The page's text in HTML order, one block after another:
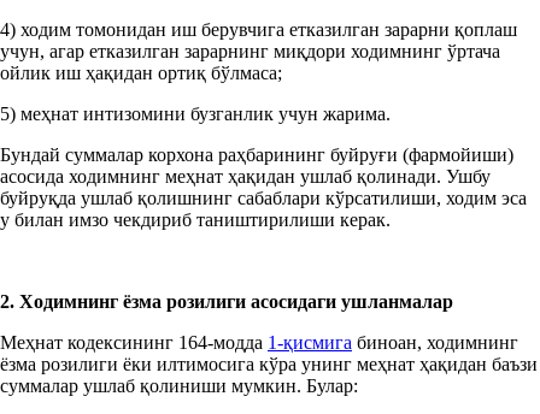
4) ходим томонидан иш берувчига етказилган зарарни қоплаш
учун, агар етказилган зарарнинг миқдори ходимнинг ўртача
ойлик иш ҳақидан ортиқ бўлмаса;
5) меҳнат интизомини бузганлик учун жарима.
Бундай суммалар корхона раҳбарининг буйруғи (фармойиши)
асосида ходимнинг меҳнат ҳақидан ушлаб қолинади. Ушбу
буйруқда ушлаб қолишнинг сабаблари кўрсатилиши, ходим эса
у билан имзо чекдириб таништирилиши керак.
2. Ходимнинг ёзма розилиги асосидаги ушланмалар
Меҳнат кодексининг 164-модда 1-қисмига биноан, ходимнинг
ёзма розилиги ёки илтимосига кўра унинг меҳнат ҳақидан баъзи
суммалар ушлаб қолиниши мумкин. Булар: